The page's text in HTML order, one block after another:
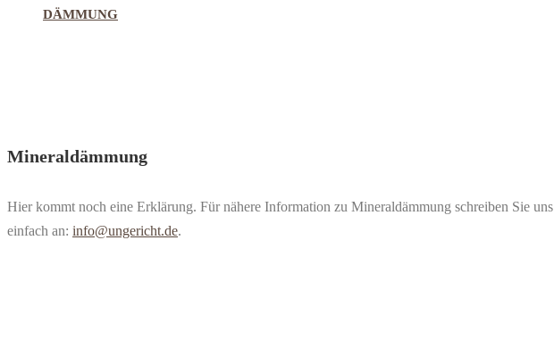
DÄMMUNG
Mineraldämmung
Hier kommt noch eine Erklärung. Für nähere Information zu Mineraldämmung schreiben Sie uns
einfach an: info@ungericht.de.